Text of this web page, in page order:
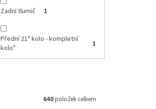
Zadní tlumič 1
Přední 21" kolo - kompletní
kolo"
1
640položek celkem